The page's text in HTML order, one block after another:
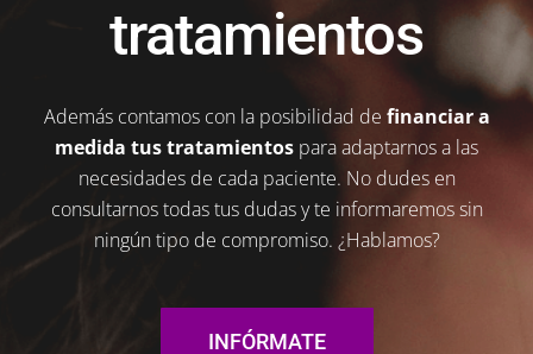
tratamientos
Además contamos con la posibilidad de financiar a
medida tus tratamientos para adaptarnos a las
necesidades de cada paciente. No dudes en
consultarnos todas tus dudas y te informaremos sin
ningún tipo de compromiso. ¿Hablamos?
INFÓRMATE